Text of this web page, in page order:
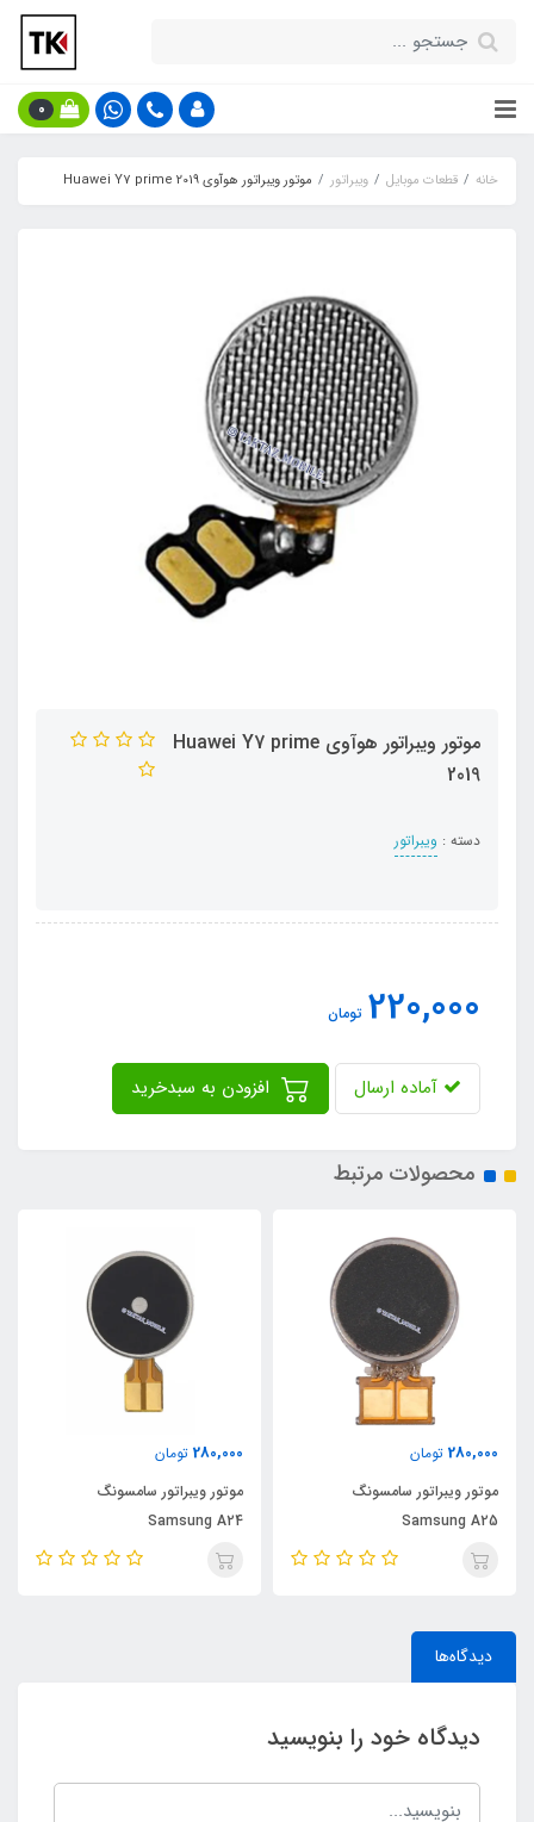
0
خانه قطعات موبایل ویبراتور موتور ویبراتور هوآوی Huawei Y7 prime 2019
موتور ویبراتور هوآوی Huawei Y7 prime
2019
دسته : ویبراتور
220,000 تومان
آماده ارسال
محصولات مرتبط
280,000 تومان
موتور ویبراتور سامسونگ
Samsung A25
280,000 تومان
موتور ویبراتور سامسونگ
Samsung A24
دیدگاه‌ها
دیدگاه خود را بنویسید